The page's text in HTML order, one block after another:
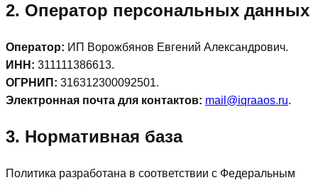
2. Оператор персональных данных
Оператор: ИП Ворожбянов Евгений Александрович.
ИНН: 311111386613.
ОГРНИП: 316312300092501.
Электронная почта для контактов: mail@iqraaos.ru.
3. Нормативная база
Политика разработана в соответствии с Федеральным